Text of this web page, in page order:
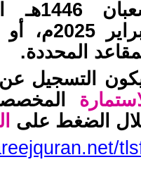
فبراير
المحددة.
التسجيل
الضغط على